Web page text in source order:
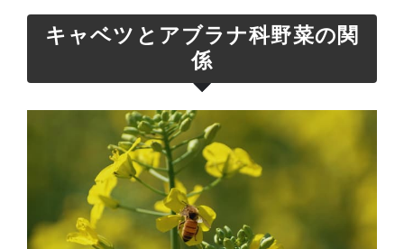
キャベツとアブラナ科野菜の関
係